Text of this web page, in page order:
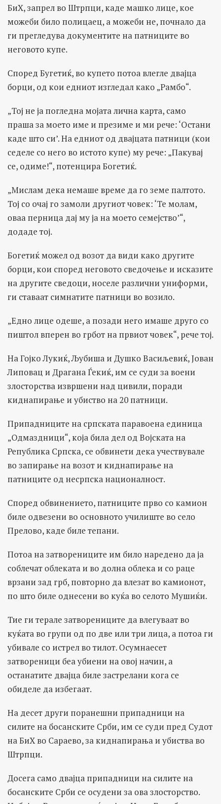
БиХ, запрел во Штрпци, каде машко лице, кое
можеби било полицаец, а можеби не, почнало да
ги прегледува документите на патниците во
неговото купе.
Според Бугетиќ, во купето потоа влегле двајца
борци, од кои едниот изгледал како „Рамбо“.
„Тој не ја погледна мојата лична карта, само
праша за моето име и презиме и ми рече: ‘Остани
каде што си’. На едниот од двајцата патници (кои
седеле со него во истото купе) му рече: „Пакувај
се, одиме!“, потенцира Богетиќ.
„Мислам дека немаше време да го земе палтото.
Тој со очај го замоли другиот човек: ‘Те молам,
оваа перница дај му ја на моето семејство’“,
додаде тој.
Богетиќ можел од возот да види како другите
борци, кои според неговото сведочење и исказите
на другите сведоци, носеле различни униформи,
ги ставаат симнатите патници во возило.
„Едно лице одеше, а позади него имаше друго со
пиштол вперен во грбот на првиот човек“, рече тој.
На Гојко Лукиќ, Љубиша и Душко Васиљевиќ, Јован
Липовац и Драгана Ѓекиќ, им се суди за воени
злосторства извршени над цивили, поради
киднапирање и убиство на 20 патници.
Припадниците на српската паравоена единица
„Одмаздници“, која била дел од Војската на
Република Српска, се обвинети дека учествувале
во запирање на возот и киднапирање на
патниците од несрпска националност.
Според обвинението, патниците прво со камион
биле одвезени во основното училиште во село
Прелово, каде биле тепани.
Потоа на затворениците им било наредено да ја
соблечат облеката и во долна облека и со раце
врзани зад грб, повторно да влезат во камионот,
по што биле однесени во куќа во селото Мушиќи.
Тие ги терале затворениците да влегуваат во
куќата во групи од по две или три лица, а потоа ги
убивале со истрел во тилот. Осумнаесет
затвореници беа убиени на овој начин, а
останатите двајца биле застрелани кога се
обиделе да избегаат.
На десет други поранешни припадници на
силите на босанските Срби, им се суди пред Судот
на БиХ во Сараево, за киднапирања и убиства во
Штрпци.
Досега само двајца припадници на силите на
босанските Срби се осудени за ова злосторство.